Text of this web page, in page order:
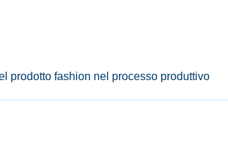
prodotto fashion nel processo produttivo